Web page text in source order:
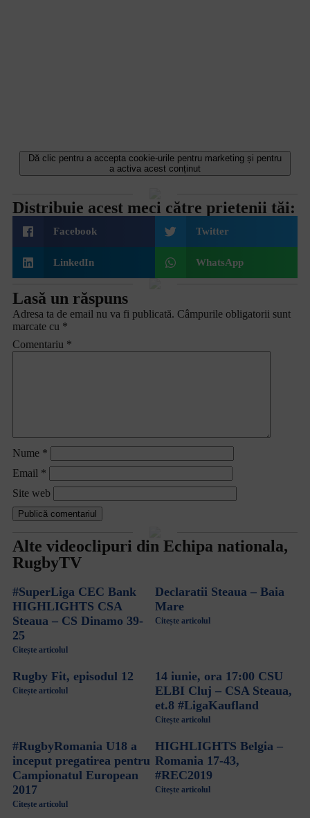
Dă clic pentru a accepta cookie-urile pentru marketing și pentru
a activa acest conținut
Distribuie acest meci către prietenii tăi:
Facebook Twitter
LinkedIn WhatsApp
Lasă un răspuns
Adresa ta de email nu va fi publicată. Câmpurile obligatorii sunt
marcate cu *
Comentariu *
Nume *
Email *
Site web
Alte videoclipuri din Echipa nationala,
RugbyTV
#SuperLiga CEC Bank
HIGHLIGHTS CSA
Steaua – CS Dinamo 39-
25
Citește articolul
Declaratii Steaua – Baia
Mare
Citește articolul
Rugby Fit, episodul 12
Citește articolul
14 iunie, ora 17:00 CSU
ELBI Cluj – CSA Steaua,
et.8 #LigaKaufland
Citește articolul
#RugbyRomania U18 a
inceput pregatirea pentru
Campionatul European
2017
Citește articolul
HIGHLIGHTS Belgia –
Romania 17-43,
#REC2019
Citește articolul